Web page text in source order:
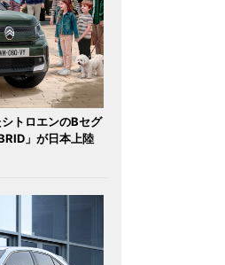
トロエンのBセグ
」が日本上陸